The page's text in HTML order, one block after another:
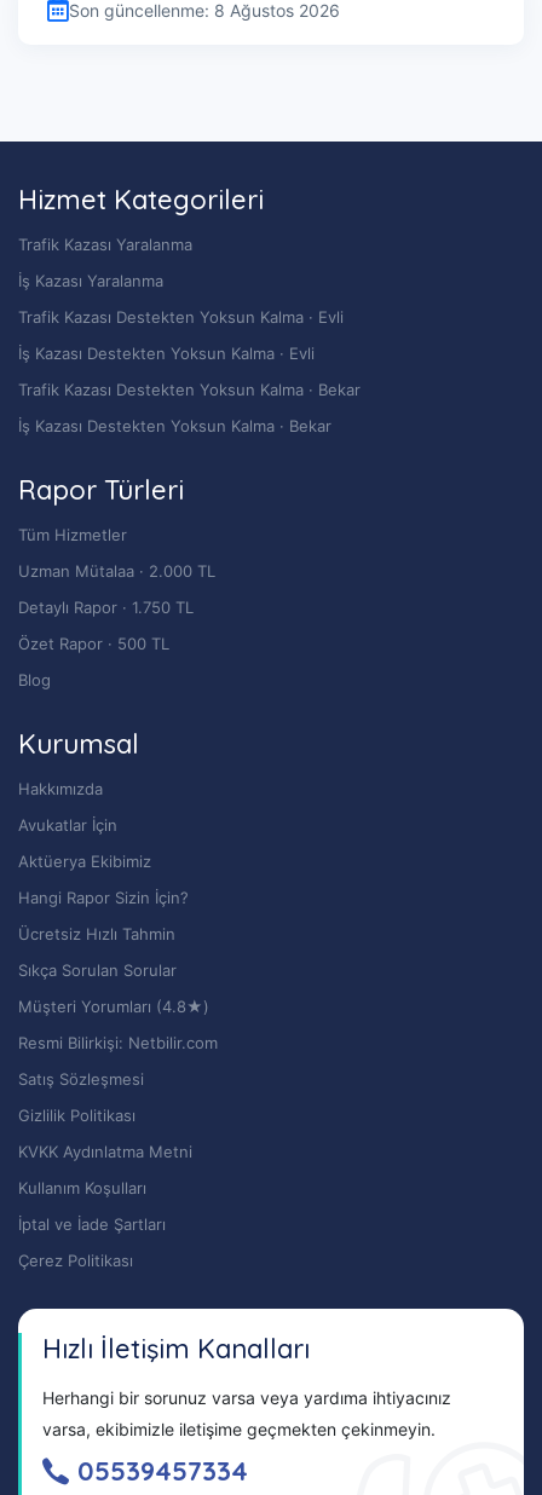
Son güncellenme: 8 Ağustos 2026
Hizmet Kategorileri
Trafik Kazası Yaralanma
İş Kazası Yaralanma
Trafik Kazası Destekten Yoksun Kalma · Evli
İş Kazası Destekten Yoksun Kalma · Evli
Trafik Kazası Destekten Yoksun Kalma · Bekar
İş Kazası Destekten Yoksun Kalma · Bekar
Rapor Türleri
Tüm Hizmetler
Uzman Mütalaa · 2.000 TL
Detaylı Rapor · 1.750 TL
Özet Rapor · 500 TL
Blog
Kurumsal
Hakkımızda
Avukatlar İçin
Aktüerya Ekibimiz
Hangi Rapor Sizin İçin?
Ücretsiz Hızlı Tahmin
Sıkça Sorulan Sorular
Müşteri Yorumları (4.8★)
Resmi Bilirkişi: Netbilir.com
Satış Sözleşmesi
Gizlilik Politikası
KVKK Aydınlatma Metni
Kullanım Koşulları
İptal ve İade Şartları
Çerez Politikası
Hızlı İletişim Kanalları
Herhangi bir sorunuz varsa veya yardıma ihtiyacınız
varsa, ekibimizle iletişime geçmekten çekinmeyin.
05539457334